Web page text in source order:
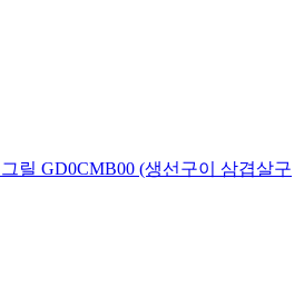
릴 GD0CMB00 (생선구이 삼겹살구